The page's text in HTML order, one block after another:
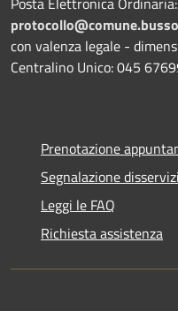
con valenza legale -
Centralino Unico: 045
Prenotazione
Segnalazione
Leggi le FAQ
Richiesta assistenza